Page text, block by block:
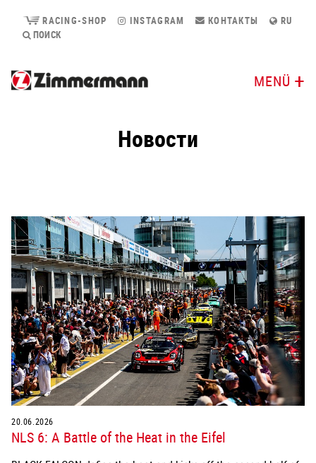
RACING-SHOP INSTAGRAM КОНТАКТЫ
RU
ПОИСК
MENÜ
Новости
20.06.2026
NLS 6: A Battle of the Heat in the Eifel